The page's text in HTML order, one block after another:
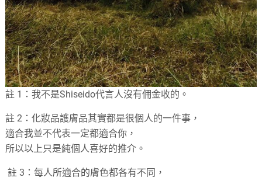
註 1 ：我不是Shiseido代言人沒有佣金收的。
註 2 ：化妝品護膚品其實都是很個人的一件事，
適合我並不代表一定都適合你，
所以以上只是純個人喜好的推介。
註 3 ：每人所適合的膚色都各有不同，